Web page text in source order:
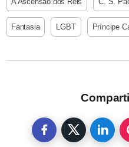
Fantasia LGBT Príncipe